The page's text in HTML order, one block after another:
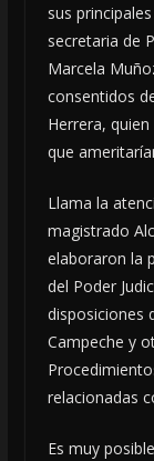
sus
secretaria de
Marcela
consentidos
Herrera,
que
Llama la
magistrado
elaboraron la
del Poder
disposiciones
Campeche y
relacionadas
Es muy